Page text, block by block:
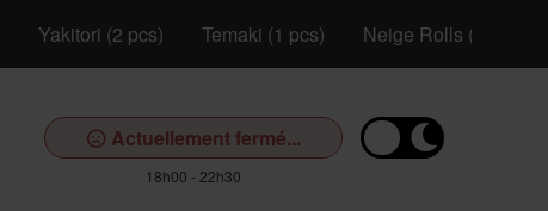
Yakitori (2 pcs) Temaki (1 pcs) Neige Rolls (6 pcs)
Actuellement fermé...
18h00 - 22h30